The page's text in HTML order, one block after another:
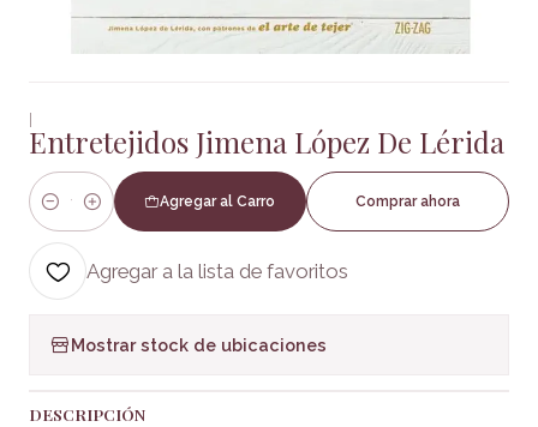
|
Entretejidos Jimena López De Lérida
Cantidad
Agregar al Carro Comprar ahora
Agregar a la lista de favoritos
Mostrar stock de ubicaciones
DESCRIPCIÓN